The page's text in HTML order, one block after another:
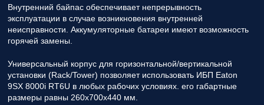
Внутренний байпас обеспечивает непрерывность
эксплуатации в случае возникновения внутренней
неисправности. Аккумуляторные батареи имеют возможность
горячей замены.
Универсальный корпус для горизонтальной/вертикальной
установки (Rack/Tower) позволяет использовать ИБП Eaton
9SX 8000i RT6U в любых рабочих условиях. его габартные
размеры равны 260x700x440 мм.